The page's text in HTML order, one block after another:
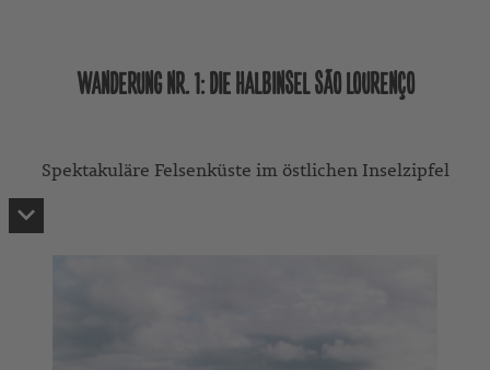
WANDERUNG NR. 1: DIE HALBINSEL SÃO LOURENÇO
Spektakuläre Felsenküste im östlichen Inselzipfel